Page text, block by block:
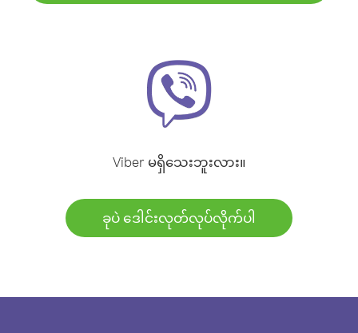
Viber မရှိသေးဘူးလား။
ခုပဲ ဒေါင်းလုတ်လုပ်လိုက်ပါ